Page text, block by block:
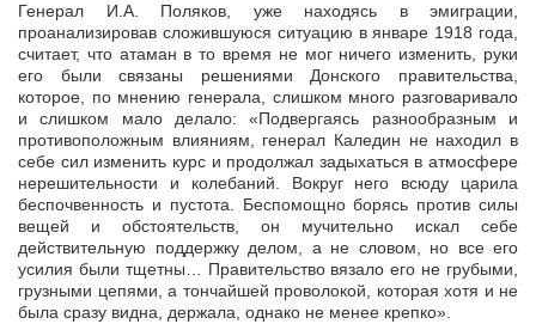
Генерал И.А. Поляков, уже находясь в эмиграции,
проанализировав сложившуюся ситуацию в январе 1918 года,
считает, что атаман в то время не мог ничего изменить, руки
его были связаны решениями Донского правительства,
которое, по мнению генерала, слишком много разговаривало
и слишком мало делало: «Подвергаясь разнообразным и
противоположным влияниям, генерал Каледин не находил в
себе сил изменить курс и продолжал задыхаться в атмосфере
нерешительности и колебаний. Вокруг него всюду царила
беспочвенность и пустота. Беспомощно борясь против силы
вещей и обстоятельств, он мучительно искал себе
действительную поддержку делом, а не словом, но все его
усилия были тщетны… Правительство вязало его не грубыми,
грузными цепями, а тончайшей проволокой, которая хотя и не
была сразу видна, держала, однако не менее крепко».